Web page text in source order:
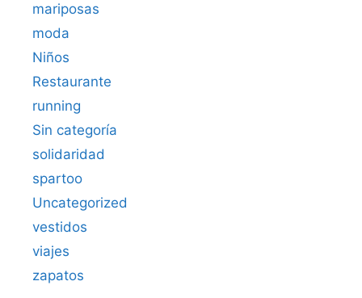
mariposas
moda
Niños
Restaurante
running
Sin categoría
solidaridad
spartoo
Uncategorized
vestidos
viajes
zapatos